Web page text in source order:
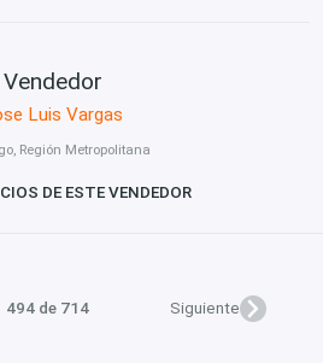
Vendedor
Luis Vargas
Región Metropolitana
DE ESTE VENDEDOR
494 de 714 Siguiente